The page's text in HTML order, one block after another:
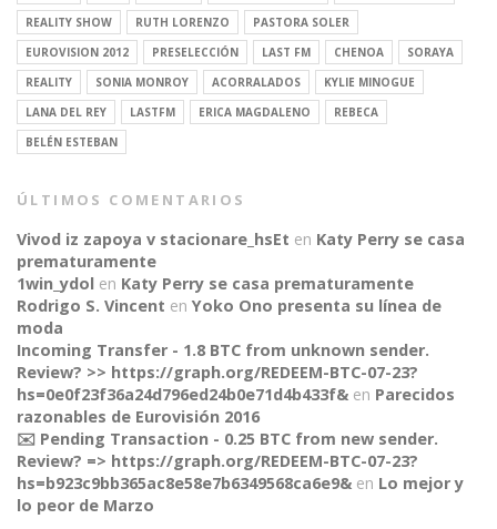
CONNECT
REALITY SHOW
RUTH LORENZO
PASTORA SOLER
EUROVISION 2012
PRESELECCIÓN LAST FM CHENOA
SORAYA
REALITY
SONIA MONROY ACORRALADOS
KYLIE MINOGUE
LANA DEL REY
LASTFM ERICA MAGDALENO
REBECA
BELÉN ESTEBAN
ÚLTIMOS COMENTARIOS
Vivod iz zapoya v stacionare_hsEt en Katy Perry se casa
prematuramente
1win_ydol en Katy Perry se casa prematuramente
Rodrigo S. Vincent en Yoko Ono presenta su línea de
moda
Incoming Transfer - 1.8 BTC from unknown sender.
Review? >> https://graph.org/REDEEM-BTC-07-23?
hs=0e0f23f36a24d796ed24b0e71d4b433f& en Parecidos
razonables de Eurovisión 2016
✉️ Pending Transaction - 0.25 BTC from new sender.
Review? => https://graph.org/REDEEM-BTC-07-23?
hs=b923c9bb365ac8e58e7b6349568ca6e9& en Lo mejor y
lo peor de Marzo